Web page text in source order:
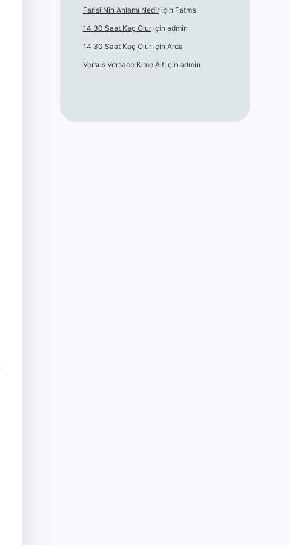
Farisi Nin Anlamı Nediriçin Fatma
14 30 Saat Kaç Oluriçin admin
14 30 Saat Kaç Oluriçin Arda
Versus Versace Kime Aitiçin admin